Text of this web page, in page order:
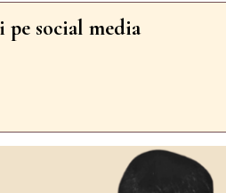
pe social media